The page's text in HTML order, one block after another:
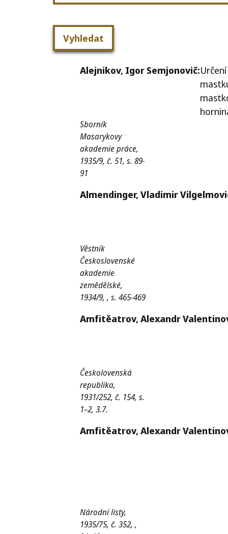
Alejnikov, Igor Semjonovič:Určení
Sborník
Masarykovy
akademie práce,
1935/9, č. 51, s. 89-
91
Almendinger,Vladimir
Věstník
Československé
akademie
zemědělské,
1934/9, , s. 465-469
Amfitěatrov,Alexandr
Českolovenská
republika,
1931/252, č. 154, s.
1–2, 3.7.
Amfitěatrov,Alexandr
Národní listy,
1935/75, č. 352, ,